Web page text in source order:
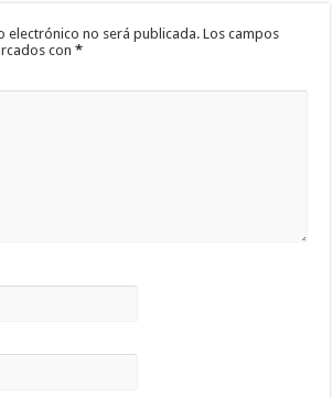
electrónico no será publicada. Los campos
con*